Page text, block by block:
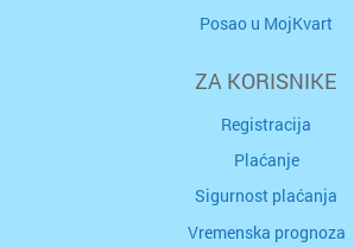
Posao u MojKvart
ZA KORISNIKE
Registracija
Plaćanje
Sigurnost plaćanja
Vremenska prognoza